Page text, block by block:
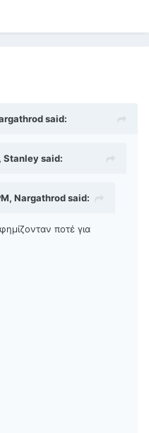
said:
Stanley said:
Nargathrod said:
ποτέ για